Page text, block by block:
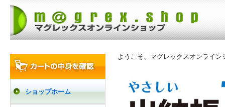
ショップホーム
ようこそ、マグレックスオンライン